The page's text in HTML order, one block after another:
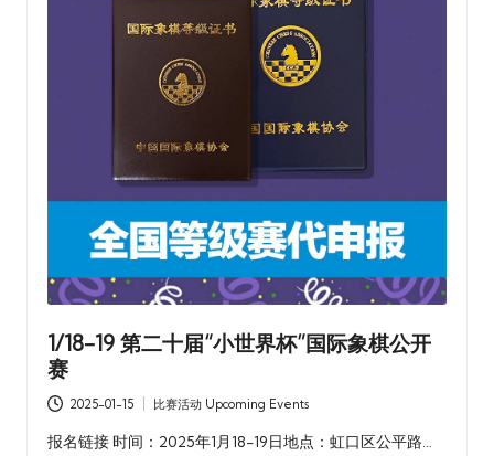
1/18-19 第二十届“小世界杯”国际象棋公开
赛
2025-01-15
Posted
in
比赛活动 Upcoming Events
报名链接 时间：2025年1月18-19日地点：虹口区公平路…